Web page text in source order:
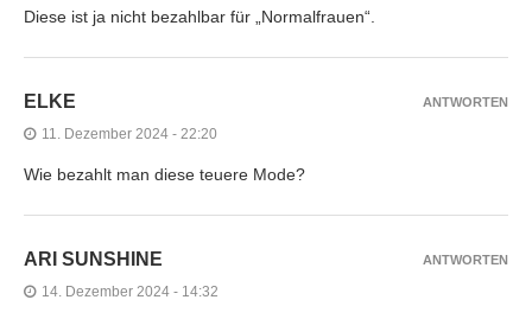
Diese ist ja nicht bezahlbar für „Normalfrauen“.
ELKE
11. Dezember 2024 - 22:20
Wie bezahlt man diese teuere Mode?
ANTWORTEN
ARI SUNSHINE
14. Dezember 2024 - 14:32
ANTWORTEN